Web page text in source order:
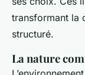
transformant la
structuré.
La nature